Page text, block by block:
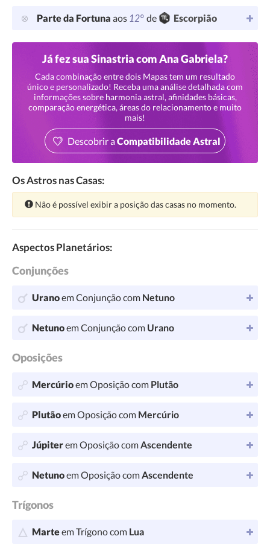
Parte da Fortuna aos 12° de Escorpião
Já fez sua Sinastria com Ana Gabriela?
Cada combinação entre dois Mapas tem um resultado
único e personalizado! Receba uma análise detalhada com
informações sobre harmonia astral, afinidades básicas,
comparação energética, áreas do relacionamento e muito
mais!
Descobrir aCompatibilidade Astral
Os Astros nas Casas:
Atenção:
Não é possível exibir a posição das casas no momento.
Aspectos Planetários:
Conjunções
Uranoem Conjunção com Netuno
Netunoem Conjunção com Urano
Oposições
Mercúrioem Oposição com Plutão
Plutãoem Oposição com Mercúrio
Júpiterem Oposição comAscendente
Netunoem Oposição comAscendente
Trígonos
Marteem Trígono com Lua